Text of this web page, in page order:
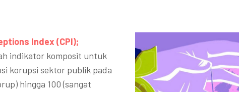
Index (CPI);
indikator komposit untuk
korupsi sektor publik pada
hingga 100 (sangat